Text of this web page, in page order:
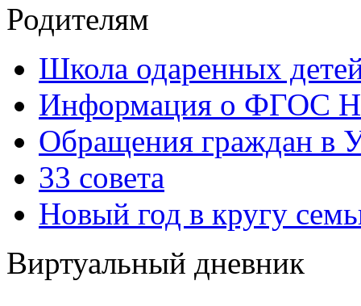
Родителям
Школа одаренных
Информация о ФГОС
Обращения граждан в
33 совета
Новый год в кругу
Виртуальный дневник